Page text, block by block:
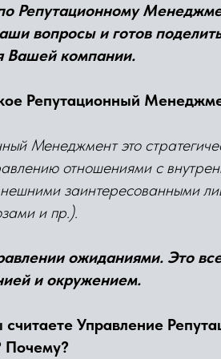
Репутационному
вопросы и готов
Вашей компании.
Репутационный
Менеджмент это
отношениями с
заинтересованными
и пр.).
ожиданиями. Это
и окружением.
считаете Управление
Почему?